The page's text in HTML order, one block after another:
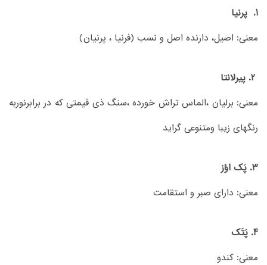
1. پرنیا
معنی: اصیل، دارنده اصل و نسب (فرنیا ، پرنیان)
معنی: برلیان ،الماس تراش خورده ،سنگ ذی قیمتی که در برابرنوربه
رنگهای زیبا ومتنوعی گراید
3. پَک اؤز
معنی: دارای صبر و استقامت
4. پَتَک
معنی: کندو